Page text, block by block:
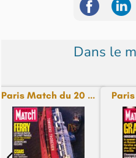
Dans le
Paris Match du 20 ...